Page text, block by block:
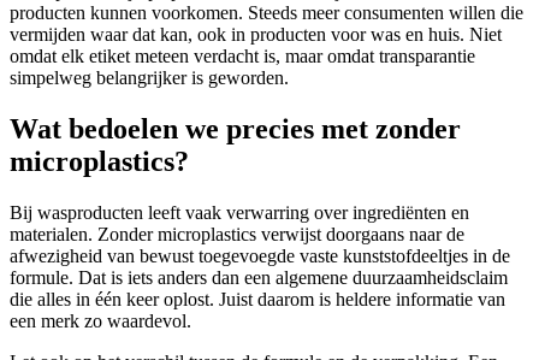
producten kunnen voorkomen. Steeds meer consumenten willen die
vermijden waar dat kan, ook in producten voor was en huis. Niet
omdat elk etiket meteen verdacht is, maar omdat transparantie
simpelweg belangrijker is geworden.
Wat bedoelen we precies met zonder
microplastics?
Bij wasproducten leeft vaak verwarring over ingrediënten en
materialen. Zonder microplastics verwijst doorgaans naar de
afwezigheid van bewust toegevoegde vaste kunststofdeeltjes in de
formule. Dat is iets anders dan een algemene duurzaamheidsclaim
die alles in één keer oplost. Juist daarom is heldere informatie van
een merk zo waardevol.